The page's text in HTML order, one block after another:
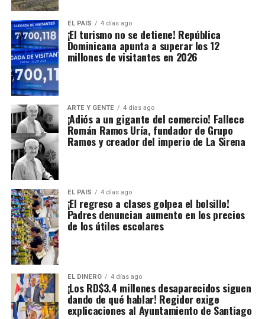
EL PAIS 4 días ago
¡El turismo no se detiene! República
Dominicana apunta a superar los 12
millones de visitantes en 2026
ARTE Y GENTE 4 días ago
¡Adiós a un gigante del comercio! Fallece
Román Ramos Uría, fundador de Grupo
Ramos y creador del imperio de La Sirena
EL PAIS 4 días ago
¡El regreso a clases golpea el bolsillo!
Padres denuncian aumento en los precios
de los útiles escolares
EL DINERO 4 días ago
¡Los RD$3.4 millones desaparecidos siguen
dando de qué hablar! Regidor exige
explicaciones al Ayuntamiento de Santiago